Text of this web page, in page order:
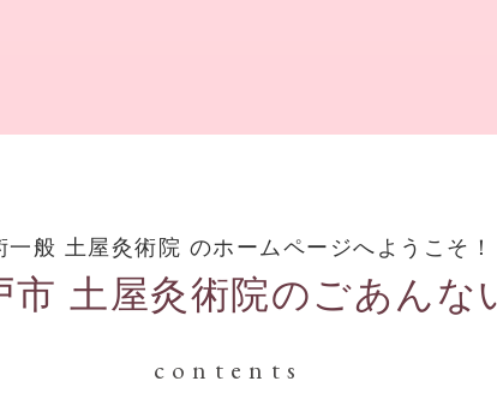
一般 土屋灸術院 のホームページへようこそ！
市 土屋灸術院のごあんな
contents